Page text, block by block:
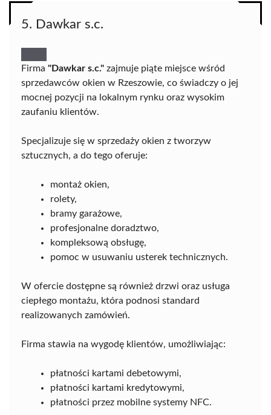
5. Dawkar s.c.
Firma "Dawkar s.c." zajmuje piąte miejsce wśród
sprzedawców okien w Rzeszowie, co świadczy o jej
mocnej pozycji na lokalnym rynku oraz wysokim
zaufaniu klientów.
Specjalizuje się w sprzedaży okien z tworzyw
sztucznych, a do tego oferuje:
montaż okien,
rolety,
bramy garażowe,
profesjonalne doradztwo,
kompleksową obsługę,
pomoc w usuwaniu usterek technicznych.
W ofercie dostępne są również drzwi oraz usługa
ciepłego montażu, która podnosi standard
realizowanych zamówień.
Firma stawia na wygodę klientów, umożliwiając:
płatności kartami debetowymi,
płatności kartami kredytowymi,
płatności przez mobilne systemy NFC.